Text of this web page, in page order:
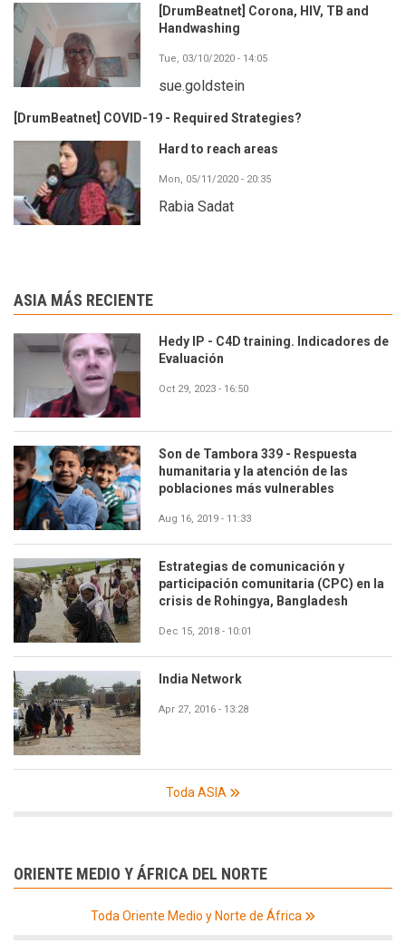
[DrumBeatnet] Corona, HIV, TB and
Handwashing
Tue, 03/10/2020 - 14:05
sue.goldstein
[DrumBeatnet] COVID-19 - Required Strategies?
Hard to reach areas
Mon, 05/11/2020 - 20:35
Rabia Sadat
ASIA MÁS RECIENTE
Hedy IP - C4D training. Indicadores de
Evaluación
Oct 29, 2023 - 16:50
Son de Tambora 339 - Respuesta
humanitaria y la atención de las
poblaciones más vulnerables
Aug 16, 2019 - 11:33
Estrategias de comunicación y
participación comunitaria (CPC) en la
crisis de Rohingya, Bangladesh
Dec 15, 2018 - 10:01
India Network
Apr 27, 2016 - 13:28
Toda ASIA
ORIENTE MEDIO Y ÁFRICA DEL NORTE
Toda Oriente Medio y Norte de África